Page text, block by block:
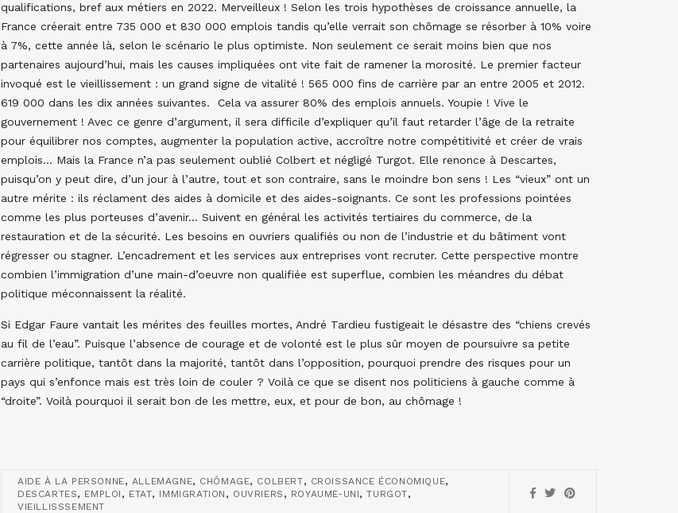
qualifications, bref aux métiers en 2022. Merveilleux ! Selon les trois hypothèses de croissance annuelle, la
France créerait entre 735 000 et 830 000 emplois tandis qu’elle verrait son chômage se résorber à 10% voire
à 7%, cette année là, selon le scénario le plus optimiste. Non seulement ce serait moins bien que nos
partenaires aujourd’hui, mais les causes impliquées ont vite fait de ramener la morosité. Le premier facteur
invoqué est le vieillissement : un grand signe de vitalité ! 565 000 fins de carrière par an entre 2005 et 2012.
619 000 dans les dix années suivantes. Cela va assurer 80% des emplois annuels. Youpie ! Vive le
gouvernement ! Avec ce genre d’argument, il sera difficile d’expliquer qu’il faut retarder l’âge de la retraite
pour équilibrer nos comptes, augmenter la population active, accroître notre compétitivité et créer de vrais
emplois… Mais la France n’a pas seulement oublié Colbert et négligé Turgot. Elle renonce à Descartes,
puisqu’on y peut dire, d’un jour à l’autre, tout et son contraire, sans le moindre bon sens ! Les “vieux” ont un
autre mérite : ils réclament des aides à domicile et des aides-soignants. Ce sont les professions pointées
comme les plus porteuses d’avenir… Suivent en général les activités tertiaires du commerce, de la
restauration et de la sécurité. Les besoins en ouvriers qualifiés ou non de l’industrie et du bâtiment vont
régresser ou stagner. L’encadrement et les services aux entreprises vont recruter. Cette perspective montre
combien l’immigration d’une main-d’oeuvre non qualifiée est superflue, combien les méandres du débat
politique méconnaissent la réalité.
Si Edgar Faure vantait les mérites des feuilles mortes, André Tardieu fustigeait le désastre des “chiens crevés
au fil de l’eau”. Puisque l’absence de courage et de volonté est le plus sûr moyen de poursuivre sa petite
carrière politique, tantôt dans la majorité, tantôt dans l’opposition, pourquoi prendre des risques pour un
pays qui s’enfonce mais est très loin de couler ? Voilà ce que se disent nos politiciens à gauche comme à
“droite”. Voilà pourquoi il serait bon de les mettre, eux, et pour de bon, au chômage !
AIDE À LA PERSONNE, ALLEMAGNE, CHÔMAGE, COLBERT, CROISSANCE ÉCONOMIQUE,
DESCARTES, EMPLOI , ETAT, IMMIGRATION , OUVRIERS , ROYAUME-UNI,TURGOT,
VIEILLISSSEMENT